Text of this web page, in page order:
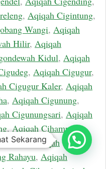
, Aqiqah Cigintung,
Wangi, Aqiqah
Hilir, Aqiqah
Kidul, Aqiqah
, Aqiqah Cigugur,
Cigugur Kaler, Aqiqah
, Aqiqah Cigunung,
Cigunungsari, Aqiqah
,Aqiqah Cihampelas,
,Aqiqah
Rahayu, Aqiqah
Sekarang